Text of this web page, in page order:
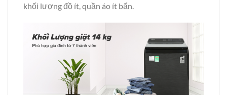
khối lượng đồ ít, quần áo ít bẩn.